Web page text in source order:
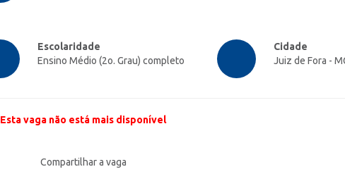
Escolaridade
Ensino Médio (2o. Grau) completo
Cidade
Juiz de Fora -
Esta vaga não está mais disponível
Compartilhar a vaga